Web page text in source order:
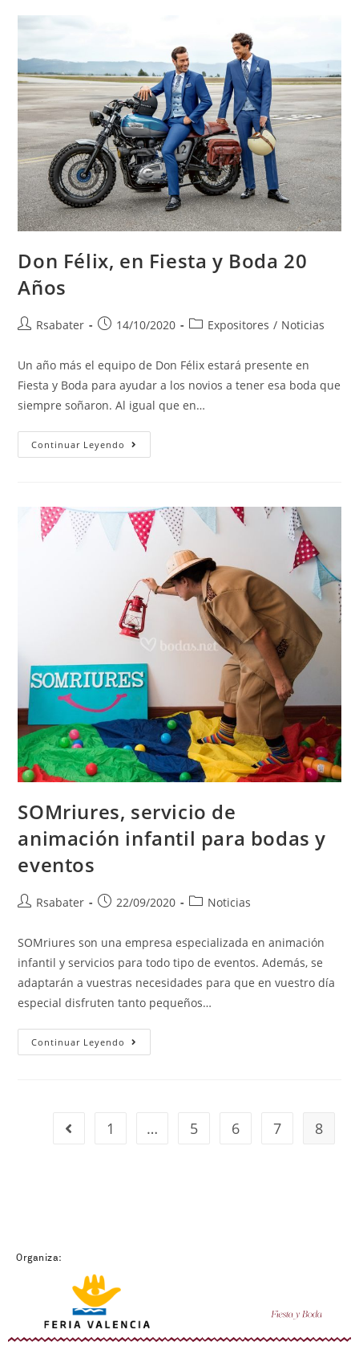
Don Félix, en Fiesta y Boda 20
Años
Rsabater 14/10/2020 Expositores / Noticias
Un año más el equipo de Don Félix estará presente en
Fiesta y Boda para ayudar a los novios a tener esa boda que
siempre soñaron. Al igual que en…
Continuar Leyendo
SOMriures, servicio de
animación infantil para bodas y
eventos
Rsabater 22/09/2020 Noticias
SOMriures son una empresa especializada en animación
infantil y servicios para todo tipo de eventos. Además, se
adaptarán a vuestras necesidades para que en vuestro día
especial disfruten tanto pequeños…
Continuar Leyendo
1 … 5 6 7 8
Organiza: